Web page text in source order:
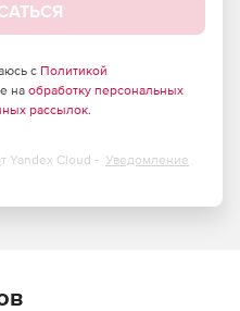
с Политикой
на обработку персональных
рассылок.
Yandex Cloud - Уведомление